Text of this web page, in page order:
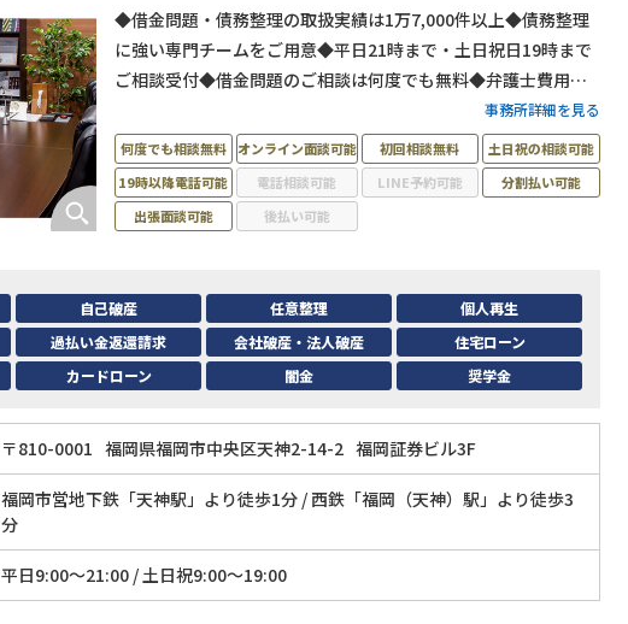
◆借金問題・債務整理の取扱実績は1万7,000件以上◆債務整理
に強い専門チームをご用意◆平日21時まで・土日祝日19時まで
ご相談受付◆借金問題のご相談は何度でも無料◆弁護士費用の
分割払い可◆福岡市営地下鉄「天神駅」から徒歩1分事務所詳細を見る
何度でも相談無料 オンライン面談可能 初回相談無料
土日祝の相談可能
19時以降電話可能
電話相談可能 LINE予約可能
分割払い可能
出張面談可能
後払い可能
自己破産 任意整理
個人再生
過払い金返還請求 会社破産・法人破産
住宅ローン
カードローン 闇金 奨学金
〒810-0001 福岡県福岡市中央区天神2-14-2 福岡証券ビル3F
福岡市営地下鉄「天神駅」より徒歩1分 / 西鉄「福岡（天神）駅」より徒歩3
分
平日9:00～21:00 / 土日祝9:00～19:00